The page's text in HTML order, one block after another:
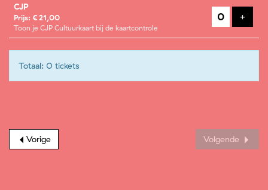
CJP
Prijs: € 21,00
Toon je CJP Cultuurkaart bij de kaartcontrole
+
Totaal: 0 tickets
Vorige Volgende